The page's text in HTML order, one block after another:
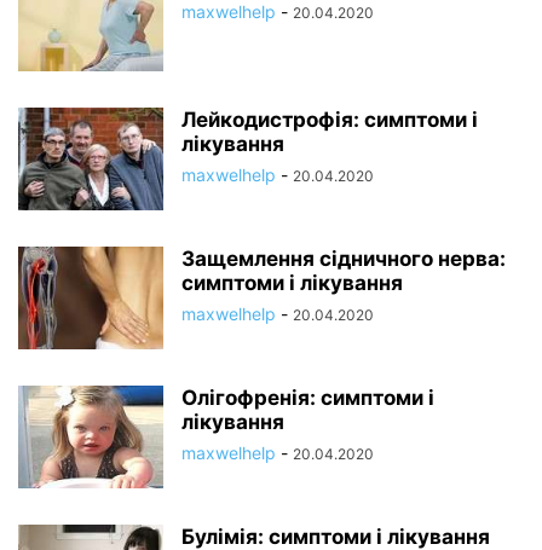
maxwelhelp - 20.04.2020
Лейкодистрофія: симптоми і
лікування
maxwelhelp - 20.04.2020
Защемлення сідничного нерва:
симптоми і лікування
maxwelhelp - 20.04.2020
Олігофренія: симптоми і
лікування
maxwelhelp - 20.04.2020
Булімія: симптоми і лікування